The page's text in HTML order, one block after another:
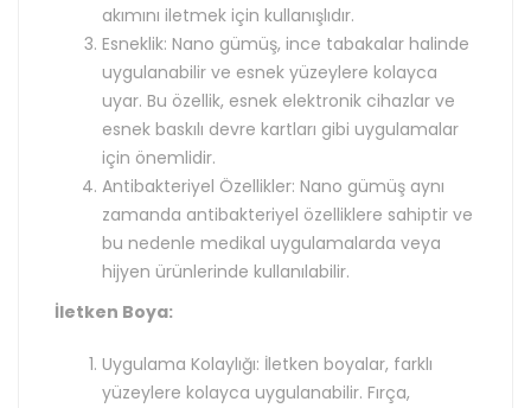
akımını iletmek için kullanışlıdır.
Esneklik: Nano gümüş, ince tabakalar halinde
uygulanabilir ve esnek yüzeylere kolayca
uyar. Bu özellik, esnek elektronik cihazlar ve
esnek baskılı devre kartları gibi uygulamalar
için önemlidir.
Antibakteriyel Özellikler: Nano gümüş aynı
zamanda antibakteriyel özelliklere sahiptir ve
bu nedenle medikal uygulamalarda veya
hijyen ürünlerinde kullanılabilir.
İletken Boya:
Uygulama Kolaylığı: İletken boyalar, farklı
yüzeylere kolayca uygulanabilir. Fırça,